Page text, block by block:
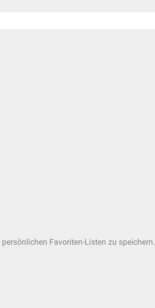
Favoriten-Listen zu speichern.